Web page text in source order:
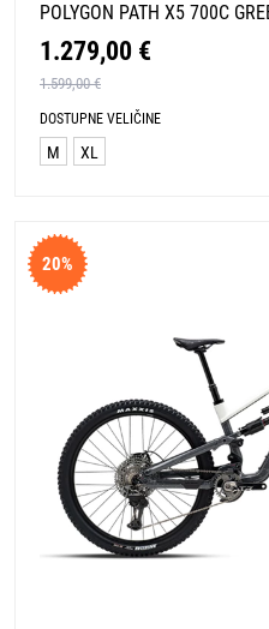
POLYGON PATH X5 700C
1.279,00 €
1.599,00 €
DOSTUPNE VELIČINE
M XL
20%